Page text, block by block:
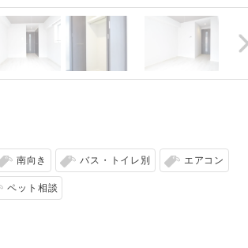
南向き バス・トイレ別 エアコン
ペット相談